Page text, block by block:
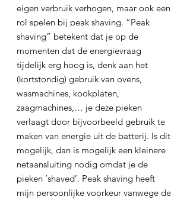
eigen verbruik verhogen, maar ook een
rol spelen bij peak shaving. “Peak
shaving” betekent dat je op de
momenten dat de energievraag
tijdelijk erg hoog is, denk aan het
(kortstondig) gebruik van ovens,
wasmachines, kookplaten,
zaagmachines,… je deze pieken
verlaagt door bijvoorbeeld gebruik te
maken van energie uit de batterij. Is dit
mogelijk, dan is mogelijk een kleinere
netaansluiting nodig omdat je de
pieken ‘shaved’. Peak shaving heeft
mijn persoonlijke voorkeur vanwege de